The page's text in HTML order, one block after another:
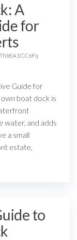
A
for
Guide for
boat dock is
water, and adds
a small
estate,
to